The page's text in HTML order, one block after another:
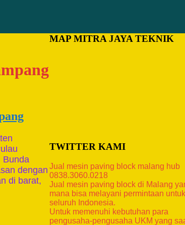
Bunda
dengan
di barat,
MAP MITRA JAYA TEKNIK
TWITTER KAMI
Jual mesin paving block malang hub
0838.3060.0218
Jual mesin paving block di Malang
mana bisa melayani permintaan untuk
seluruh Indonesia.
Untuk memenuhi kebutuhan para
pengusaha-pengusaha UKM yang